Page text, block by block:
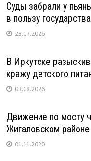
Суды забрали у
в пользу
23.07.2026
В Иркутске
кражу детского
03.08.2026
Движение по мосту
Жигаловском
01.11.2020